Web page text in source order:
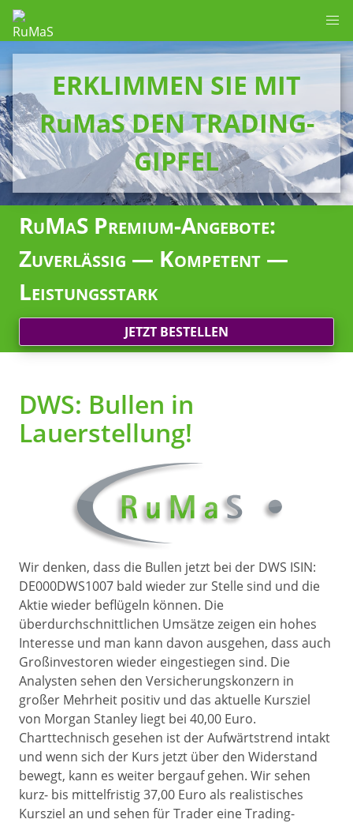
ERKLIMMEN SIE MIT
RuMaS DEN TRADING-
GIPFEL
RuMaS Premium-Angebote:
Zuverlässig — Kompetent —
Leistungsstark
JETZT BESTELLEN
DWS: Bullen in
Lauerstellung!
Wir denken, dass die Bullen jetzt bei der DWS ISIN:
DE000DWS1007 bald wieder zur Stelle sind und die
Aktie wieder beflügeln können. Die
überdurchschnittlichen Umsätze zeigen ein hohes
Interesse und man kann davon ausgehen, dass auch
Großinvestoren wieder eingestiegen sind. Die
Analysten sehen den Versicherungskonzern in
großer Mehrheit positiv und das aktuelle Kursziel
von Morgan Stanley liegt bei 40,00 Euro.
Charttechnisch gesehen ist der Aufwärtstrend intakt
und wenn sich der Kurs jetzt über den Widerstand
bewegt, kann es weiter bergauf gehen. Wir sehen
kurz- bis mittelfristig 37,00 Euro als realistisches
Kursziel an und sehen für Trader eine Trading-